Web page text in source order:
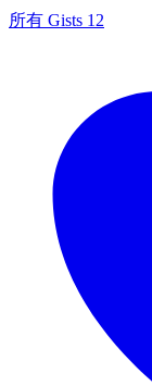
所有 Gists 12